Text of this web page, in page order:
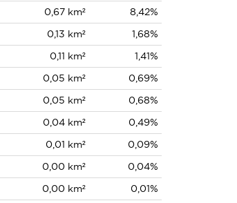
0,67 km²
8,42%
0,13 km²
1,68%
0,11 km²
1,41%
0,05 km²
0,69%
0,05 km²
0,68%
0,04 km²
0,49%
0,01 km²
0,09%
0,00 km²
0,04%
0,00 km²
0,01%